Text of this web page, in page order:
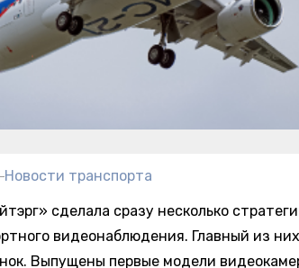
Новости транспорта
сделала сразу несколько
видеонаблюдения. Главный из
Выпущены первые модели